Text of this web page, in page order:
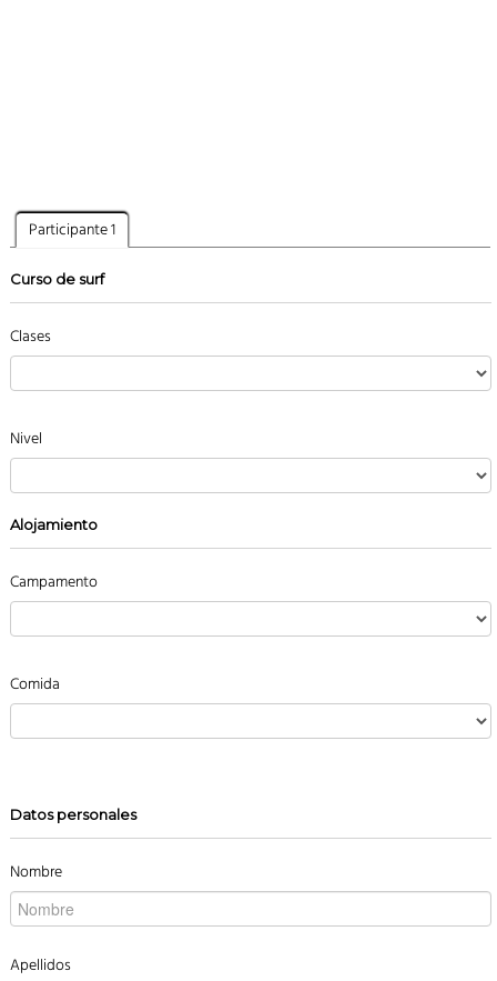
Participante 1
Curso de surf
Clases
Nivel
Alojamiento
Campamento
Comida
Datos personales
Nombre
Apellidos